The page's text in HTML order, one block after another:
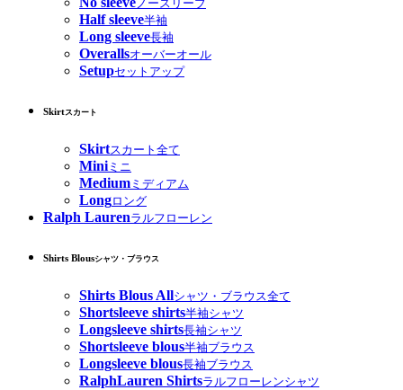
ノースリーブ
Half sleeve半袖
Long sleeve長袖
Overallsオーバーオール
Setupセットアップ
Skirtスカート
Skirtスカート全て
Miniミニ
Medium ミディアム
Longロング
Ralph Laurenラルフローレン
Shirts Blousシャツ・ブラウス
Shirts Blous Allシャツ・ブラウス全て
Shortsleeve shirts半袖シャツ
Longsleeve shirts長袖シャツ
Shortsleeve blous半袖ブラウス
Longsleeve blous長袖ブラウス
RalphLauren Shirtsラルフローレンシャツ